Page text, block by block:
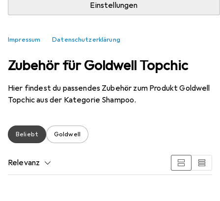
Einstellungen
Impressum Datenschutzerklärung
Zubehör für Goldwell Topchic
Hier findest du passendes Zubehör zum Produkt Goldwell
Topchic aus der Kategorie Shampoo.
Beliebt Goldwell
Relevanz